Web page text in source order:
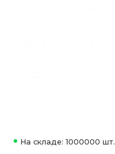
На складе: 1000000 шт.